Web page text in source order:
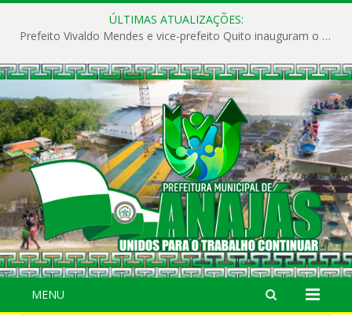
ÚLTIMAS ATUALIZAÇÕES:
Prefeito Vivaldo Mendes e vice-prefeito Quito inauguram o CAPS e fortalecem a saúde pública em Anajás.
MENU